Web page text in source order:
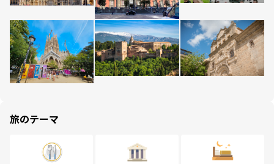
旅のテーマ